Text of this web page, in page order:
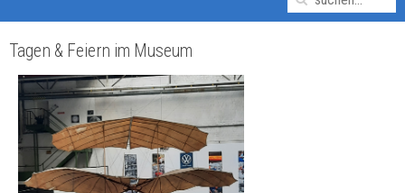
Tagen & Feiern im Museum